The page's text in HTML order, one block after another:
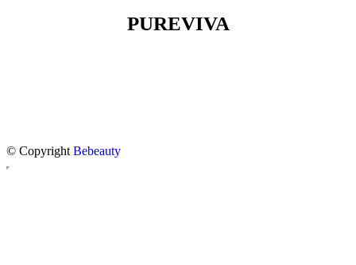
PUREVIVA
© Copyright Bebeauty